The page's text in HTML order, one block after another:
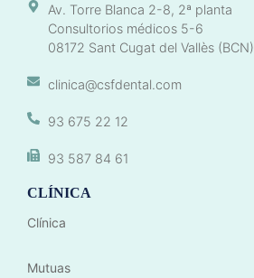
Av. Torre Blanca 2-8, 2ª planta
Consultorios médicos 5-6
08172 Sant Cugat del Vallès (BCN)
clinica@csfdental.com
93 675 22 12
93 587 84 61
CLÍNICA
Clínica
Mutuas